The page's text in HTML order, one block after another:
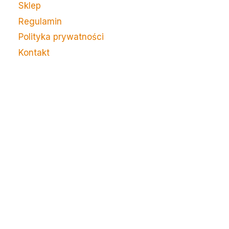
Sklep
Regulamin
Polityka prywatności
Kontakt